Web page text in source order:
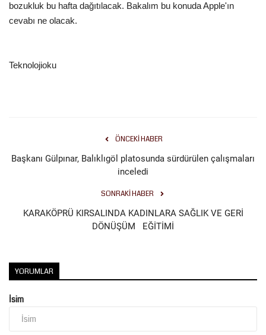
bozukluk bu hafta dağıtılacak. Bakalım bu konuda Apple'ın
cevabı ne olacak.
Teknolojioku
ÖNCEKI HABER
Başkanı Gülpınar, Balıklıgöl platosunda sürdürülen çalışmaları
inceledi
SONRAKI HABER
KARAKÖPRÜ KIRSALINDA KADINLARA SAĞLIK VE GERİ
DÖNÜŞÜM EĞİTİMİ
YORUMLAR
İsim